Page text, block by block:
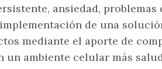
ansiedad,
de una
mediante el aporte de
ambiente celular más